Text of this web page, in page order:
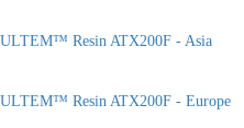
ULTEM™ Resin ATX200F - Asia
ULTEM™ Resin ATX200F - Europe